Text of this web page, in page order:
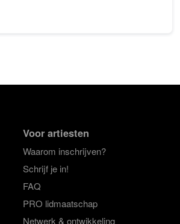
Voor artiesten
Waarom inschrijven?
Schrijf je in!
FAQ
PRO lidmaatschap
Netwerk & ontwikkeling